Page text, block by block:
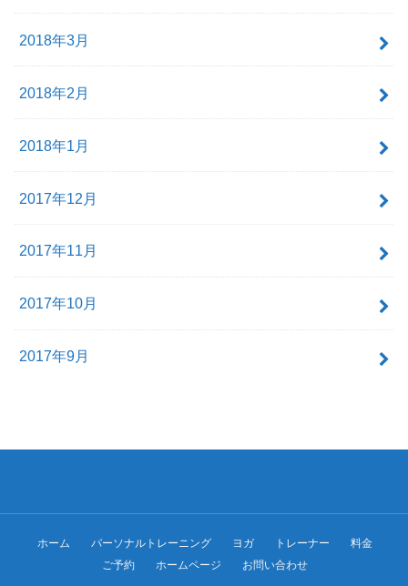
2018年3月
2018年2月
2018年1月
2017年12月
2017年11月
2017年10月
2017年9月
ホーム パーソナルトレーニング ヨガ トレーナー
料金
ご予約
ホームページ お問い合わせ